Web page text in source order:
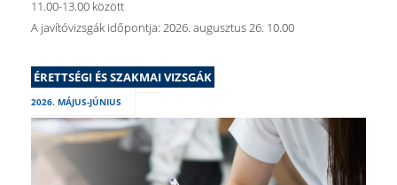
11.00-13.00 között
A javítóvizsgák időpontja: 2026. augusztus 26. 10.00
ÉRETTSÉGI ÉS SZAKMAI VIZSGÁK
2026. MÁJUS-JÚNIUS